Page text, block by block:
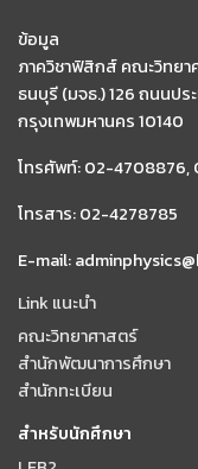
ข้อมูล
ภาควิชาฟิสิกส์ คณะวิทยา
ธนบุรี (มจธ.) 126 ถนนปร
กรุงเทพมหานคร 10140
โทรศัพท์: 02-
โทรสาร: 02-4278785
E-mail:
Link แนะนำ
คณะวิทยาศาสตร์
สำนักพัฒนาการศึกษา
สำนักทะเบียน
สำหรับนักศึกษา